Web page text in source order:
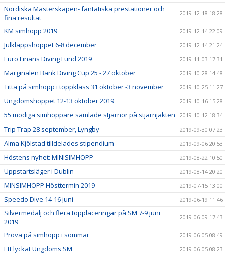
Nordiska Mästerskapen- fantatiska prestationer och
fina resultat
2019-12-18 18:28
KM simhopp 2019 2019-12-14 22:09
Julklappshoppet 6-8 december 2019-12-14 21:24
Euro Finans Diving Lund 2019 2019-11-03 17:31
Marginalen Bank Diving Cup 25 - 27 oktober 2019-10-28 14:48
Titta på simhopp i toppklass 31 oktober -3 november 2019-10-25 11:27
Ungdomshoppet 12-13 oktober 2019 2019-10-16 15:28
55 modiga simhoppare samlade stjärnor på stjärnjakten 2019-10-12 18:34
Trip Trap 28 september, Lyngby 2019-09-30 07:23
Alma Kjölstad tilldelades stipendium 2019-09-06 20:53
Höstens nyhet: MINISIMHOPP 2019-08-22 10:50
Uppstartsläger i Dublin 2019-08-14 20:20
MINSIMHOPP Hösttermin 2019 2019-07-15 13:00
Speedo Dive 14-16 juni 2019-06-19 11:46
Silvermedalj och flera topplaceringar på SM 7-9 juni
2019
2019-06-09 17:43
Prova på simhopp i sommar 2019-06-05 08:49
Ett lyckat Ungdoms SM 2019-06-05 08:23